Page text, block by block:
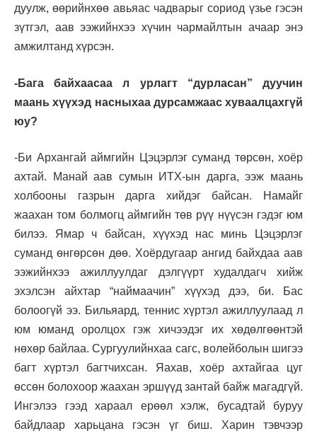
дуулж, өөрийнхөө авьяас чадварыг сориод үзье гэсэн
зүтгэл, аав ээжийнхээ хүчин чармайлтын ачаар энэ
амжилтанд хүрсэн.
-Бага байхаасаа л урлагт “дурласан” дуучин
маань хүүхэд насныхаа дурсамжаас хуваалцахгүй
юу?
-Би Архангай аймгийн Цэцэрлэг суманд төрсөн, хоёр
ахтай. Манай аав сумын ИТХ-ын дарга, ээж маань
холбооны газрын дарга хийдэг байсан. Намайг
жаахан том болмогц аймгийн төв рүү нүүсэн гэдэг юм
билээ. Ямар ч байсан, хүүхэд нас минь Цэцэрлэг
суманд өнгөрсөн дөө. Хоёрдугаар ангид байхдаа аав
ээжийнхээ ажиллуулдаг дэлгүүрт худалдагч хийж
эхэлсэн айхтар “наймаачин” хүүхэд дээ, би. Бас
болоогүй ээ. Бильяард, теннис хүртэл ажиллуулаад л
юм юманд оролцох гэж хичээдэг их хөдөлгөөнтэй
нөхөр байлаа. Сургуулийнхаа сагс, волейболын шигээ
багт хүртэл багтчихсан. Яахав, хоёр ахтайгаа цуг
өссөн болохоор жаахан эршүүд зантай байж магадгүй.
Ингэлээ гээд хараал ерөөл хэлж, бусадтай буруу
байдлаар харьцана гэсэн үг биш. Харин тэвчээр